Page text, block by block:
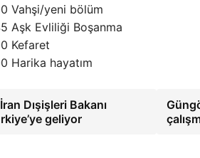
Vahşi/yeni bölüm
Aşk Evliliği Boşanma
Kefaret
Harika hayatım
Dışişleri Bakanı
geliyor